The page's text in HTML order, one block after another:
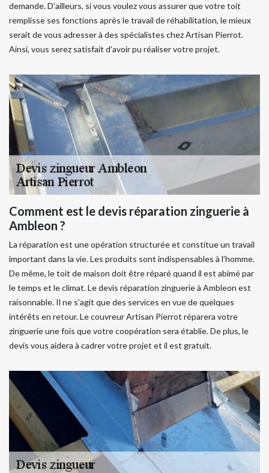
demande. D’ailleurs, si vous voulez vous assurer que votre toit
remplisse ses fonctions après le travail de réhabilitation, le mieux
serait de vous adresser à des spécialistes chez Artisan Pierrot.
Ainsi, vous serez satisfait d’avoir pu réaliser votre projet.
Comment est le devis réparation zinguerie à
Ambleon ?
La réparation est une opération structurée et constitue un travail
important dans la vie. Les produits sont indispensables à l’homme.
De même, le toit de maison doit être réparé quand il est abimé par
le temps et le climat. Le devis réparation zinguerie à Ambleon est
raisonnable. Il ne s’agit que des services en vue de quelques
intérêts en retour. Le couvreur Artisan Pierrot réparera votre
zinguerie une fois que votre coopération sera établie. De plus, le
devis vous aidera à cadrer votre projet et il est gratuit.